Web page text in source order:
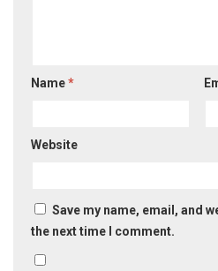
Name*
Website
Save my name, email, and
the next time I comment.